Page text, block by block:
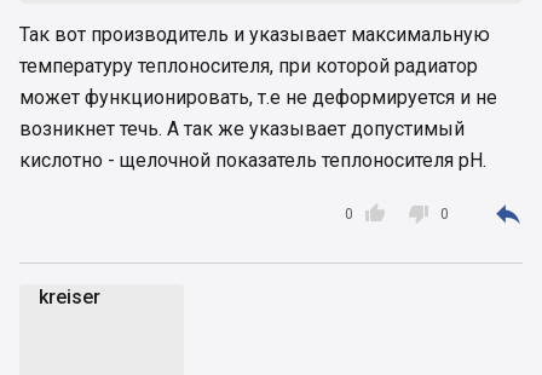
Так вот производитель и указывает максимальную
температуру теплоносителя, при которой радиатор
может функционировать, т.е не деформируется и не
возникнет течь. А так же указывает допустимый
кислотно - щелочной показатель теплоносителя pH.

0  0 
kreiser